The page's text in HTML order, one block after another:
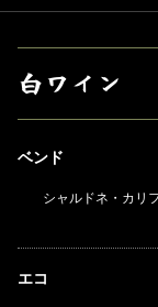
白ワイン
ベンド
シャルドネ・カリ
エコ